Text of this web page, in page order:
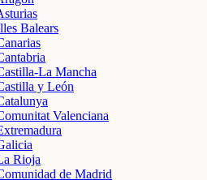
Balears
La Mancha
y León
Valenciana
Rioja
de Madrid